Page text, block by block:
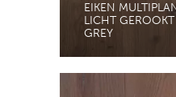
EIKEN
LICHT
GREY